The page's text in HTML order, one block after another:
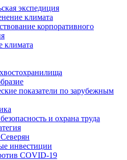
экспедиция
климата
корпоративного
климата
показатели по зарубежным
и охрана труда
инвестиции
COVID‑19